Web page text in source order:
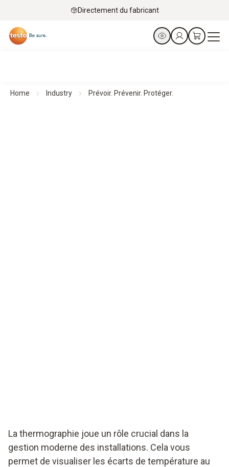
Directement du fabricant
Home Industry Prévoir. Prévenir. Protéger.
La thermographie joue un rôle crucial dans la
gestion moderne des installations. Cela vous
permet de visualiser les écarts de température au